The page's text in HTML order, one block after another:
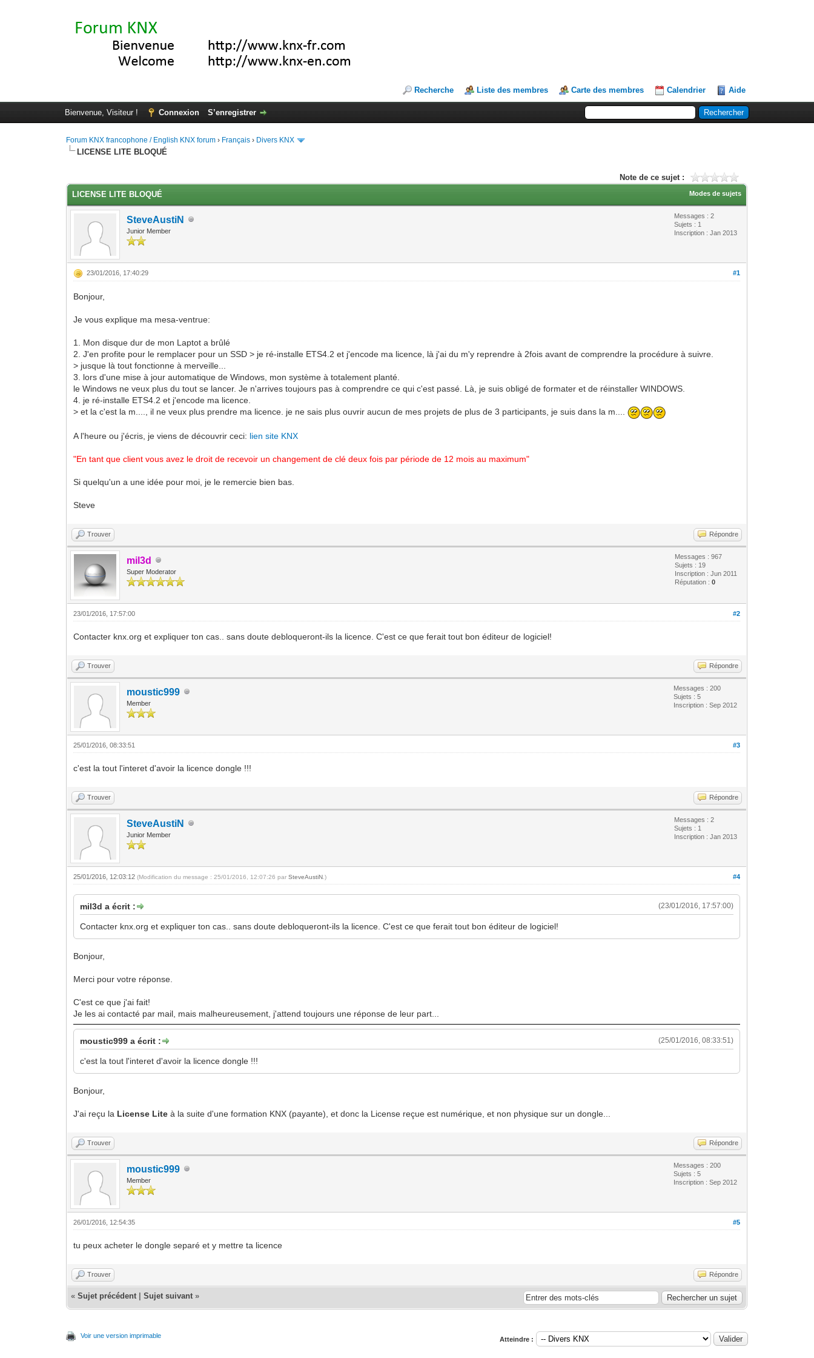
Recherche Liste des membres Carte des membres Calendrier Aide
Bienvenue, Visiteur ! Connexion S’enregistrer
Forum KNX francophone / English KNX forum › Français › Divers KNX
LICENSE LITE BLOQUÉ
Note de ce sujet :
Modes de sujets
LICENSE LITE BLOQUÉ
SteveAustiN
Junior Member
Messages : 2
Sujets : 1
Inscription : Jan 2013
#1
23/01/2016, 17:40:29
Bonjour,
Je vous explique ma mesa-ventrue:
1. Mon disque dur de mon Laptot a brûlé
2. J'en profite pour le remplacer pour un SSD > je ré-installe ETS4.2 et j'encode ma licence, là j'ai du m'y reprendre à 2fois avant de comprendre la procédure à suivre.
> jusque là tout fonctionne à merveille...
3. lors d'une mise à jour automatique de Windows, mon système à totalement planté.
le Windows ne veux plus du tout se lancer. Je n'arrives toujours pas à comprendre ce qui c'est passé. Là, je suis obligé de formater et de réinstaller WINDOWS.
4. je ré-installe ETS4.2 et j'encode ma licence.
> et la c'est la m...., il ne veux plus prendre ma licence. je ne sais plus ouvrir aucun de mes projets de plus de 3 participants, je suis dans la m....
A l'heure ou j'écris, je viens de découvrir ceci: lien site KNX
"En tant que client vous avez le droit de recevoir un changement de clé deux fois par période de 12 mois au maximum"
Si quelqu'un a une idée pour moi, je le remercie bien bas.
Steve
Trouver Répondre
mil3d
Super Moderator
Messages : 967
Sujets : 19
Inscription : Jun 2011
Réputation :0
#2
23/01/2016, 17:57:00
Contacter knx.org et expliquer ton cas.. sans doute debloqueront-ils la licence. C'est ce que ferait tout bon éditeur de logiciel!
Trouver Répondre
moustic999
Member
Messages : 200
Sujets : 5
Inscription : Sep 2012
#3
25/01/2016, 08:33:51
c'est la tout l'interet d'avoir la licence dongle !!!
Trouver Répondre
SteveAustiN
Junior Member
Messages : 2
Sujets : 1
Inscription : Jan 2013
#4
25/01/2016, 12:03:12(Modification du message : 25/01/2016, 12:07:26 parSteveAustiN .)
(23/01/2016, 17:57:00)
mil3d a écrit :
Contacter knx.org et expliquer ton cas.. sans doute debloqueront-ils la licence. C'est ce que ferait tout bon éditeur de logiciel!
Bonjour,
Merci pour votre réponse.
C'est ce que j'ai fait!
Je les ai contacté par mail, mais malheureusement, j'attend toujours une réponse de leur part...
(25/01/2016, 08:33:51)
moustic999 a écrit :
c'est la tout l'interet d'avoir la licence dongle !!!
Bonjour,
J'ai reçu la License Lite à la suite d'une formation KNX (payante), et donc la License reçue est numérique, et non physique sur un dongle...
Trouver Répondre
moustic999
Member
Messages : 200
Sujets : 5
Inscription : Sep 2012
#5
26/01/2016, 12:54:35
tu peux acheter le dongle separé et y mettre ta licence
Trouver Répondre
«Sujet précédent |Sujet suivant »
Voir une version imprimable Atteindre :